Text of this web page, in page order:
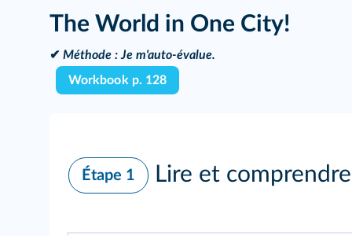
The World in One City!
✔ Méthode : Je m'auto-évalue.
Workbook p. 128
Étape 1 Lire et comprendre